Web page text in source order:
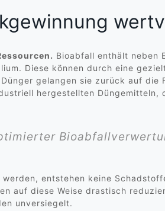
Bioabfall enthält neben
Diese können durch eine
gelangen sie zurück auf
hergestellten Düngemitteln,
entstehen keine
auf diese Weise drastisch
unversiegelt.